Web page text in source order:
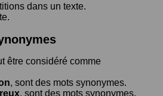
dans un texte.
être considéré comme
, sont des mots synonymes.
, sont des mots synonymes.